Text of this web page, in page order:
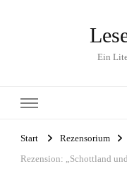
Ein
Start
Rezensorium
Rezension: „Schottland